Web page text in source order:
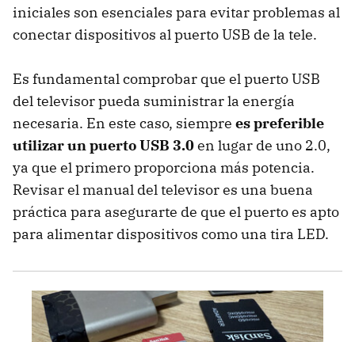
iniciales son esenciales para evitar problemas al
conectar dispositivos al puerto USB de la tele.
Es fundamental comprobar que el puerto USB
del televisor pueda suministrar la energía
necesaria. En este caso, siempre es preferible
utilizar un puerto USB 3.0en lugar de uno 2.0,
ya que el primero proporciona más potencia.
Revisar el manual del televisor es una buena
práctica para asegurarte de que el puerto es apto
para alimentar dispositivos como una tira LED.